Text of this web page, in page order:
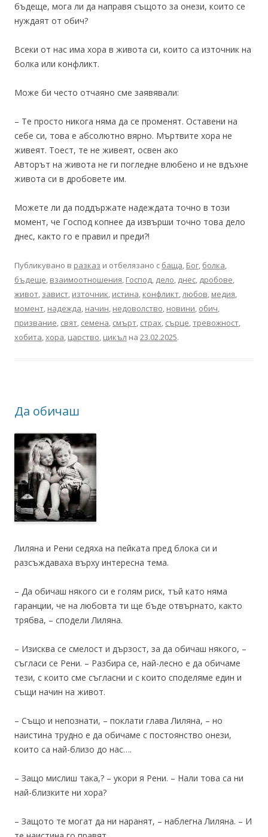
бъдеще, мога ли да направя същото за онези, които се
нуждаят от обич?
Всеки от нас има хора в живота си, които са източник на
болка или конфликт.
Може би често отчаяно сме заявявали:
– Те просто никога няма да се променят. Оставени на
себе си, това е абсолютно вярно. Мъртвите хора не
живеят. Тоест, те не живеят, освен ако
Авторът на живота не ги погледне влюбено и не вдъхне
живота си в дробовете им.
Можете ли да поддържате надеждата точно в този
момент, че Господ копнее да извърши точно това дело
днес, както го е правил и преди?!
Публикувано в разказ и отбелязано с баща, Бог, болка,
бъдеще, взаимоотношения, Господ, дело, днес, дробове,
живот, завист, източник, истина, конфликт,любов, медия,
момент, надежда, начин, недоволство, новини, обич,
призвание, свят, семена, смърт, страх, сърце,тревожност,
хобита,хора, царство, цикъл на 23.02.2025.
Да обичаш
Лиляна и Рени седяха на пейката пред блока си и
разсъждаваха върху интересна тема.
– Да обичаш някого си е голям риск, тъй като няма
гаранции, че на любовта ти ще бъде отвърнато, както
трябва, – сподели Лиляна.
– Изисква се смелост и дързост, за да обичаш някого, –
съгласи се Рени. – Разбира се, най-лесно е да обичаме
тези, с които сме съгласни и с които споделяме един и
същи начин на живот.
– Също и непознати, – поклати глава Лиляна, – но
наистина трудно е да обичаме с постоянство онези,
които са най-близо до нас….
– Защо мислиш така,? – укори я Рени. – Нали това са ни
най-близките ни хора?
– Защото те могат да ни наранят, – наблегна Лиляна. – И